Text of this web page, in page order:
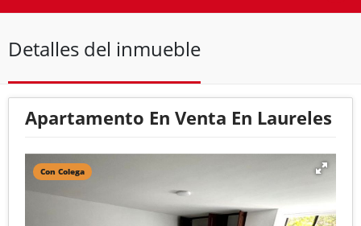
Detalles del inmueble
Apartamento En Venta En Laureles
Con Colega